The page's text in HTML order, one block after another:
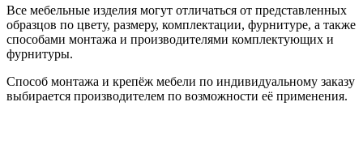
Все мебельные изделия могут отличаться от представленных
образцов по цвету, размеру, комплектации, фурнитуре, а также
способами монтажа и производителями комплектующих и
фурнитуры.
Способ монтажа и крепёж мебели по индивидуальному заказу
выбирается производителем по возможности её применения.